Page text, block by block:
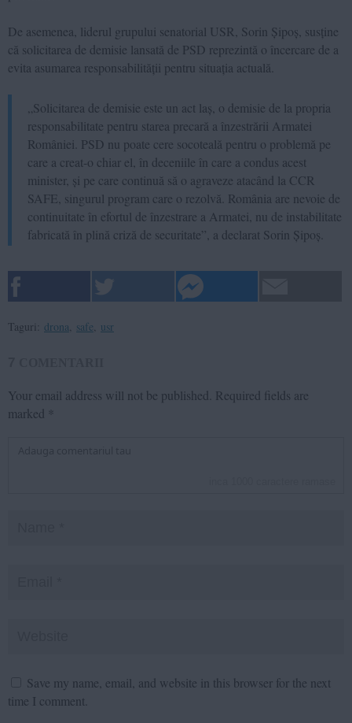
De asemenea, liderul grupului senatorial USR, Sorin Șipoș, susține
că solicitarea de demisie lansată de PSD reprezintă o încercare de a
evita asumarea responsabilității pentru situația actuală.
„Solicitarea de demisie este un act laș, o demisie de la propria
responsabilitate pentru starea precară a înzestrării Armatei
României. PSD nu poate cere socoteală pentru o problemă pe
care a creat-o chiar el, în deceniile în care a condus acest
minister, și pe care continuă să o agraveze atacând la CCR
SAFE, singurul program care o rezolvă. România are nevoie de
continuitate în efortul de înzestrare a Armatei, nu de instabilitate
fabricată în plină criză de securitate”, a declarat Sorin Șipoș.
Taguri: drona safe usr
Your email address will not be published. Required fields are
marked *
Save my name, email, and website in this browser for the next
time I comment.